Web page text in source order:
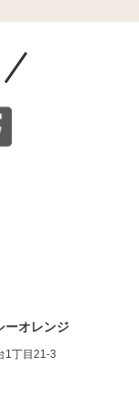
ーオレンジ
1丁目21-3